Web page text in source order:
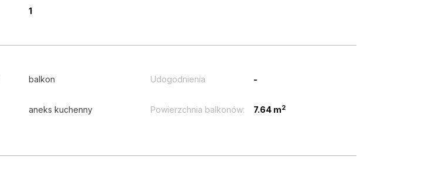
1
balkon Udogodnienia -
aneks kuchenny Powierzchnia balkonów: 7.64 m2